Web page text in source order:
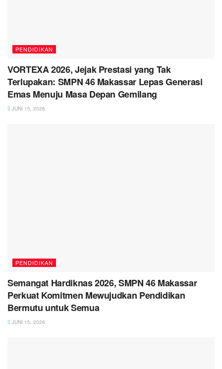
PENDIDIKAN
VORTEXA 2026, Jejak Prestasi yang Tak
Terlupakan: SMPN 46 Makassar Lepas Generasi
Emas Menuju Masa Depan Gemilang
JUNI 15, 2026
PENDIDIKAN
Semangat Hardiknas 2026, SMPN 46 Makassar
Perkuat Komitmen Mewujudkan Pendidikan
Bermutu untuk Semua
JUNI 15, 2026